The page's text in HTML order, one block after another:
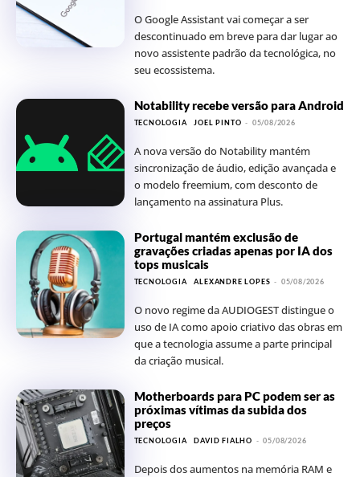
O Google Assistant vai começar a ser
descontinuado em breve para dar lugar ao
novo assistente padrão da tecnológica, no
seu ecossistema.
Notability recebe versão para Android
TECNOLOGIA JOEL PINTO - 05/08/2026
A nova versão do Notability mantém
sincronização de áudio, edição avançada e
o modelo freemium, com desconto de
lançamento na assinatura Plus.
Portugal mantém exclusão de
gravações criadas apenas por IA dos
tops musicais
TECNOLOGIA ALEXANDRE LOPES - 05/08/2026
O novo regime da AUDIOGEST distingue o
uso de IA como apoio criativo das obras em
que a tecnologia assume a parte principal
da criação musical.
Motherboards para PC podem ser as
próximas vítimas da subida dos
preços
TECNOLOGIA DAVID FIALHO - 05/08/2026
Depois dos aumentos na memória RAM e